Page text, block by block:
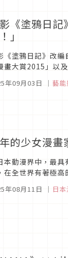
《塗鴉日記
」
《塗鴉日記》改
畫大賞2015」以
年09月03日 ｜ 藝
的少女漫畫
本動漫界中，最
在全世界有著極
或是卡牌；而在
年08月11日 ｜ 日